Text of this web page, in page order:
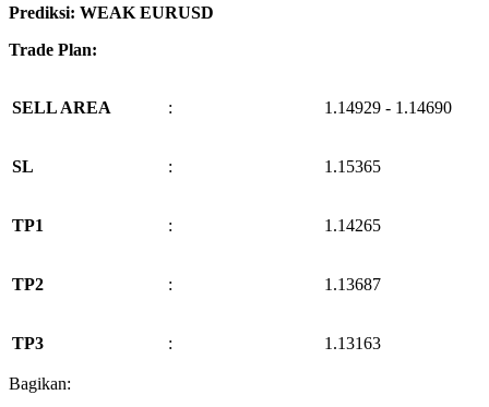
Prediksi: WEAK EURUSD
Trade Plan:
SELL AREA : 1.14929 - 1.14690
SL : 1.15365
TP1 : 1.14265
TP2 : 1.13687
TP3 : 1.13163
Bagikan: